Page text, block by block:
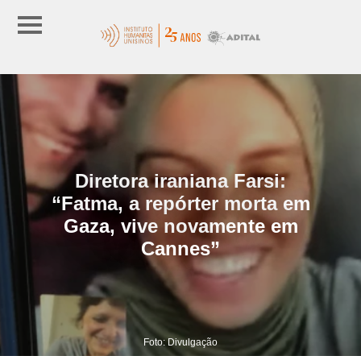
Diretora iraniana Farsi:
“Fatma, a repórter morta em
Gaza, vive novamente em
Cannes”
Foto: Divulgação